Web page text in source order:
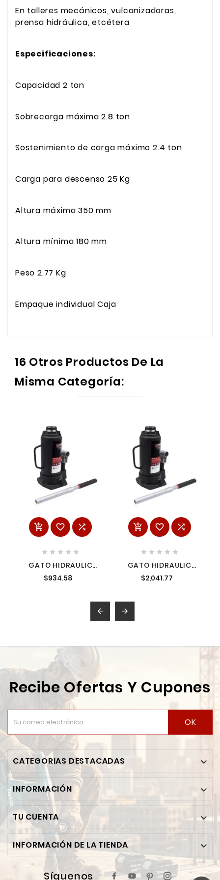
En talleres mecánicos, vulcanizadoras,
prensa hidráulica, etcétera
Especificaciones:
Capacidad 2 ton
Sobrecarga máxima 2.8 ton
Sostenimiento de carga máximo 2.4 ton
Carga para descenso 25 Kg
Altura máxima 350 mm
Altura mínima 180 mm
Peso 2.77 Kg
Empaque individual Caja
16 Otros Productos De La
Misma Categoría:
  
    
GATO HIDRAULIC
BOTELLA 2T
$934.58
  
    
GATO HIDRAULIC
BOTELLA 12T
$2,041.77
 
Recibe Ofertas Y Cupones
OK
CATEGORIAS DESTACADAS 
INFORMACIÓN 
TU CUENTA 
INFORMACIÓN DE LA TIENDA 
Síguenos